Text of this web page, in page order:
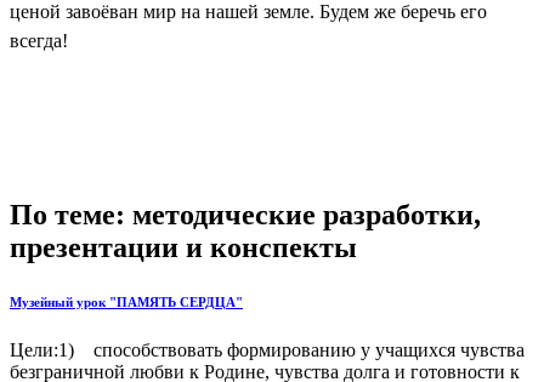
ценой завоёван мир на нашей земле. Будем же беречь его
всегда!
По теме: методические разработки,
презентации и конспекты
Музейный урок "ПАМЯТЬ СЕРДЦА"
Цели:1) способствовать формированию у учащихся чувства
безграничной любви к Родине, чувства долга и готовности к